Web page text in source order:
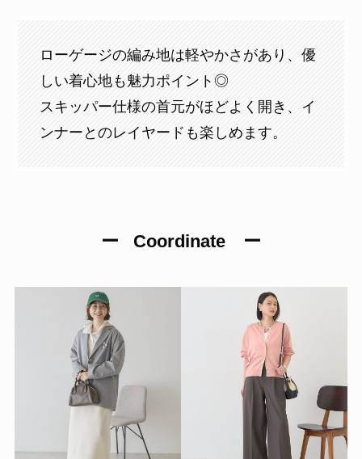
ローゲージの編み地は軽やかさがあり、優
しい着心地も魅力ポイント◎
スキッパー仕様の首元がほどよく開き、イ
ンナーとのレイヤードも楽しめます。
ー Coordinate ー